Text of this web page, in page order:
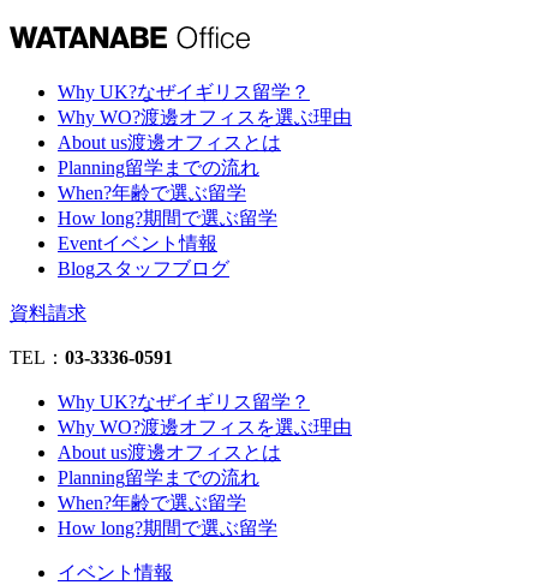
Why UK?なぜイギリス留学？
Why WO?渡邊オフィスを選ぶ理由
About us渡邊オフィスとは
Planning留学までの流れ
When?年齢で選ぶ留学
How long?期間で選ぶ留学
Eventイベント情報
Blogスタッフブログ
資料請求
TEL： 03-3336-0591
Why UK?なぜイギリス留学？
Why WO?渡邊オフィスを選ぶ理由
About us渡邊オフィスとは
Planning留学までの流れ
When?年齢で選ぶ留学
How long?期間で選ぶ留学
イベント情報